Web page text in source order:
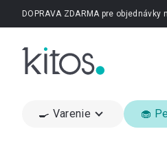
PrejsťDOPRAVA ZDARMA pre objednávky
🍳 Varenie 🧁